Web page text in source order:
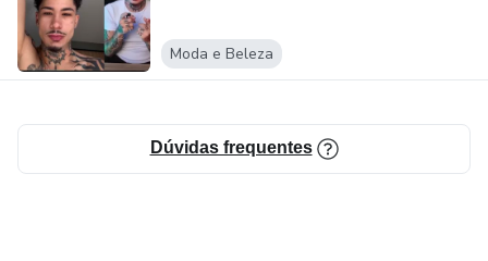
Moda e Beleza
Dúvidas frequentes